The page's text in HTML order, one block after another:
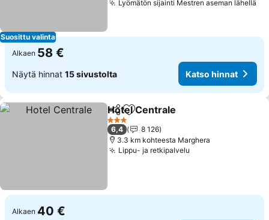
Suosittu valinta
Lyömätön sijainti Mestren aseman lähellä
Alkaen 58 €
Näytä hinnat 15 sivustolta Katso hinnat
Jaa Lisää suosikkeihin
Hotel Centrale
3 Tähtiluokitus
6,4
8 126
3.3 km kohteesta Marghera
Lippu- ja retkipalvelu
Alkaen 40 €